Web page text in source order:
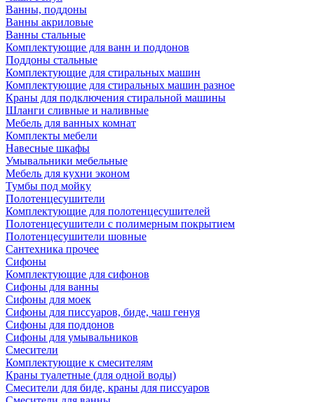
Ванны, поддоны
Ванны акриловые
Ванны стальные
Комплектующие для ванн и поддонов
Поддоны стальные
Комплектующие для стиральных машин
Комплектующие для стиральных машин разное
Краны для подключения стиральной машины
Шланги сливные и наливные
Мебель для ванных комнат
Комплекты мебели
Навесные шкафы
Умывальники мебельные
Мебель для кухни эконом
Тумбы под мойку
Полотенцесушители
Комплектующие для полотенцесушителей
Полотенцесушители с полимерным покрытием
Полотенцесушители шовные
Сантехника прочее
Сифоны
Комплектующие для сифонов
Сифоны для ванны
Сифоны для моек
Сифоны для писсуаров, биде, чаш генуя
Сифоны для поддонов
Сифоны для умывальников
Смесители
Комплектующие к смесителям
Краны туалетные (для одной воды)
Смесители для биде, краны для писсуаров